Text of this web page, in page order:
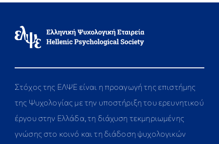
Στόχος της ΕΛΨΕ είναι η προαγωγή της επιστήμης
της Ψυχολογίας με την υποστήριξη του ερευνητικού
έργου στην Ελλάδα, τη διάχυση τεκμηριωμένης
γνώσης στο κοινό και τη διάδοση ψυχολογικών